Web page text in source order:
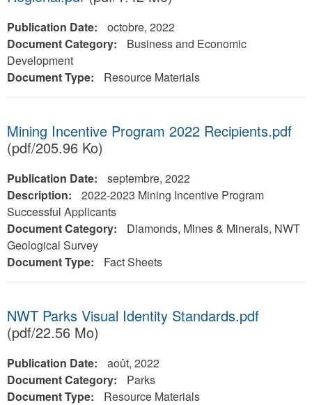
Publication Date:
octobre, 2022
Document Category:
Business and Economic
Development
Document Type:
Resource Materials
Mining Incentive Program 2022 Recipients.pdf
(pdf/205.96 Ko)
Publication Date:
septembre, 2022
Description:
2022-2023 Mining Incentive Program
Successful Applicants
Document Category:
Diamonds, Mines & Minerals, NWT
Geological Survey
Document Type:
Fact Sheets
NWT Parks Visual Identity Standards.pdf
(pdf/22.56 Mo)
Publication Date:
août, 2022
Document Category:
Parks
Document Type:
Resource Materials